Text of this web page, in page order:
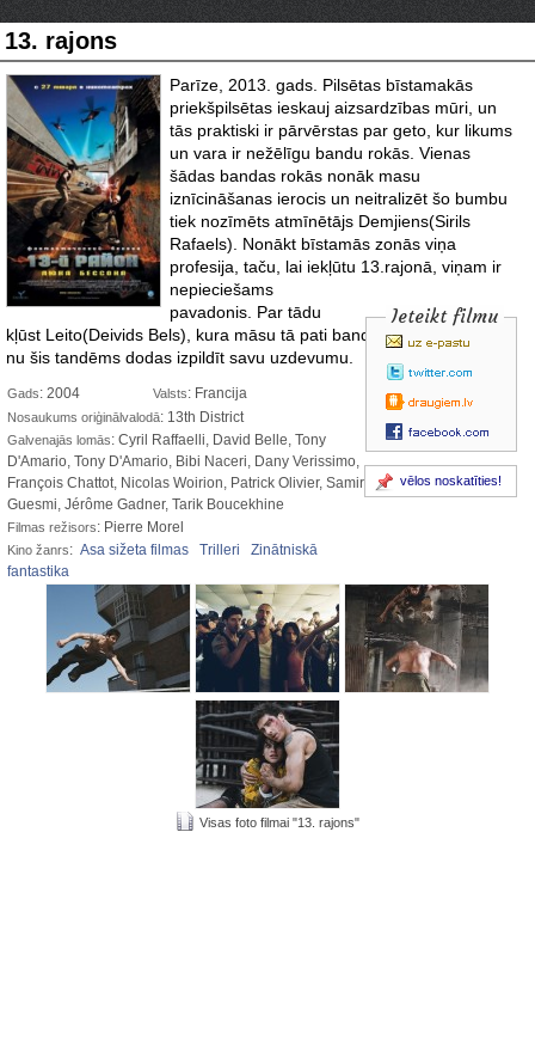
13. rajons
Parīze, 2013. gads. Pilsētas bīstamakās
priekšpilsētas ieskauj aizsardzības mūri, un
tās praktiski ir pārvērstas par geto, kur likums
un vara ir nežēlīgu bandu rokās. Vienas
šādas bandas rokās nonāk masu
iznīcināšanas ierocis un neitralizēt šo bumbu
tiek nozīmēts atmīnētājs Demjiens(Sirils
Rafaels). Nonākt bīstamās zonās viņa
profesija, taču, lai iekļūtu 13.rajonā,viņam ir
nepieciešams
pavadonis. Par tādu
kļūst Leito(Deivids Bels), kura māsu tā pati banda ir nolaupījusi. Un
nu šis tandēms dodas izpildīt savu uzdevumu.
Ieteikt filmu
vēlos noskatīties!
Gads: 2004 Valsts: Francija
Nosaukums oriģinālvalodā: 13th District
Galvenajās lomās: Cyril Raffaelli, David Belle, Tony
D'Amario, Tony D'Amario, Bibi Naceri, Dany Verissimo,
François Chattot, Nicolas Woirion, Patrick Olivier, Samir
Guesmi, Jérôme Gadner, Tarik Boucekhine
Filmas režisors: Pierre Morel
Kino žanrs: Asa sižeta filmas Trilleri
Zinātniskā
fantastika
Visas foto filmai "13. rajons"